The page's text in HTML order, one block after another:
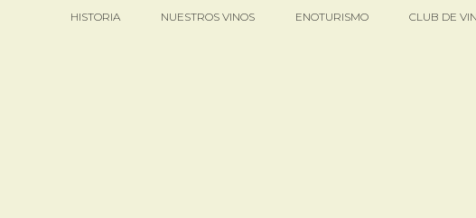
HISTORIA NUESTROS VINOS ENOTURISMO CLUB DE